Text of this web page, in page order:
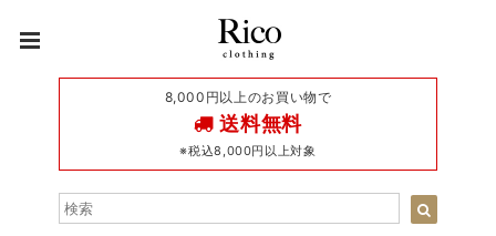
8,000円以上のお買い物で
送料無料
※税込8,000円以上対象